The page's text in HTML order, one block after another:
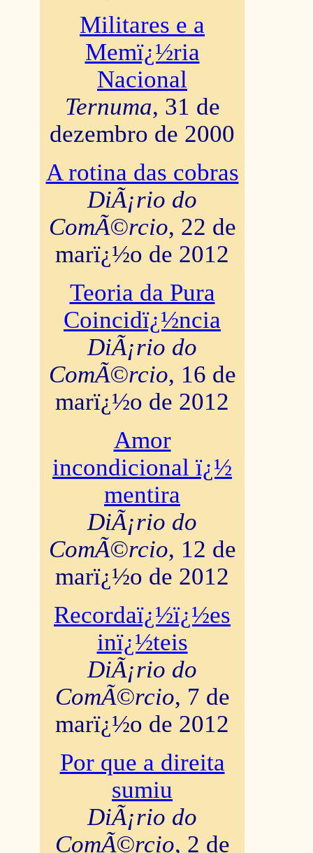
Militares e a
Memï¿½ria
Nacional
Ternuma, 31 de
dezembro de 2000
A rotina das cobras
DiÃ¡rio do
ComÃ©rcio, 22 de
marï¿½o de 2012
Teoria da Pura
Coincidï¿½ncia
DiÃ¡rio do
ComÃ©rcio, 16 de
marï¿½o de 2012
Amor
incondicional ï¿½
mentira
DiÃ¡rio do
ComÃ©rcio, 12 de
marï¿½o de 2012
Recordaï¿½ï¿½es
inï¿½teis
DiÃ¡rio do
ComÃ©rcio, 7 de
marï¿½o de 2012
Por que a direita
sumiu
DiÃ¡rio do
ComÃ©rcio, 2 de